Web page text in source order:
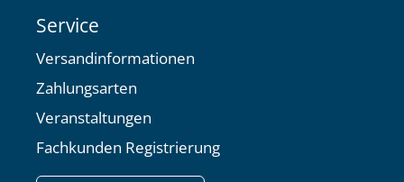
Service
Versandinformationen
Zahlungsarten
Veranstaltungen
Fachkunden Registrierung